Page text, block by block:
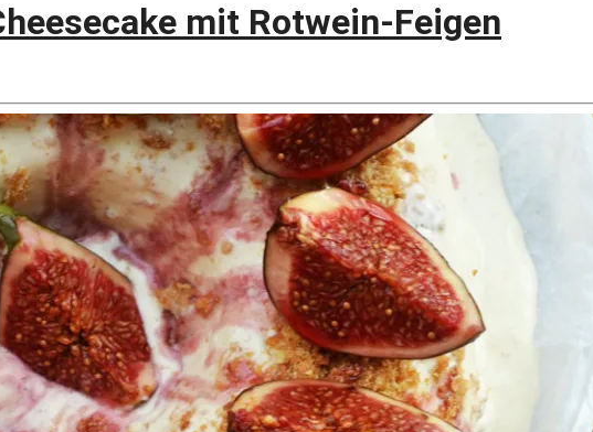
mit Rotwein-Feigen